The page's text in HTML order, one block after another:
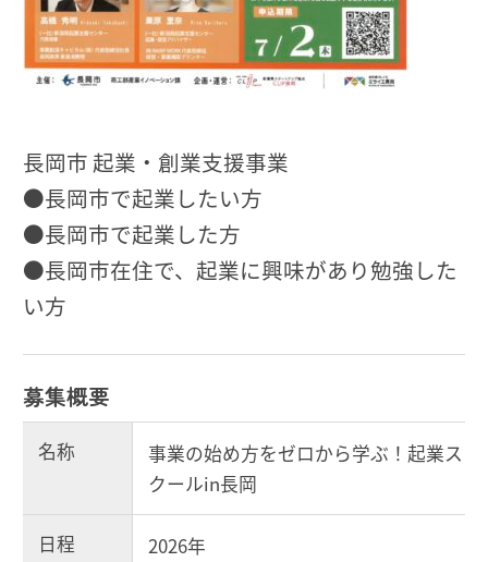
長岡市 起業・創業支援事業
●長岡市で起業したい方
●長岡市で起業した方
●長岡市在住で、起業に興味があり勉強した
い方
募集概要
名称
事業の始め方をゼロから学ぶ！起業ス
クールin長岡
日程
2026年